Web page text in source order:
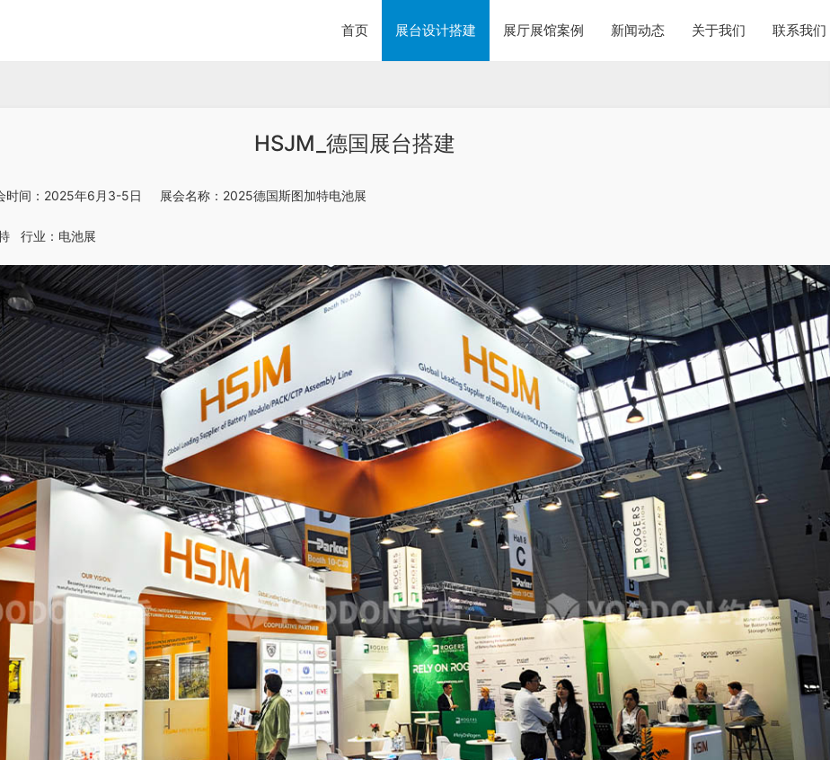
首页 展台设计搭建 展厅展馆案例 新闻动态 关于我们 联系我们
HSJM_德国展台搭建
时间：2025年6月3-5日     展会名称：2025德国斯图加特电池展
行业：电池展